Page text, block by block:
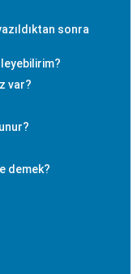
sonra
var?
demek?